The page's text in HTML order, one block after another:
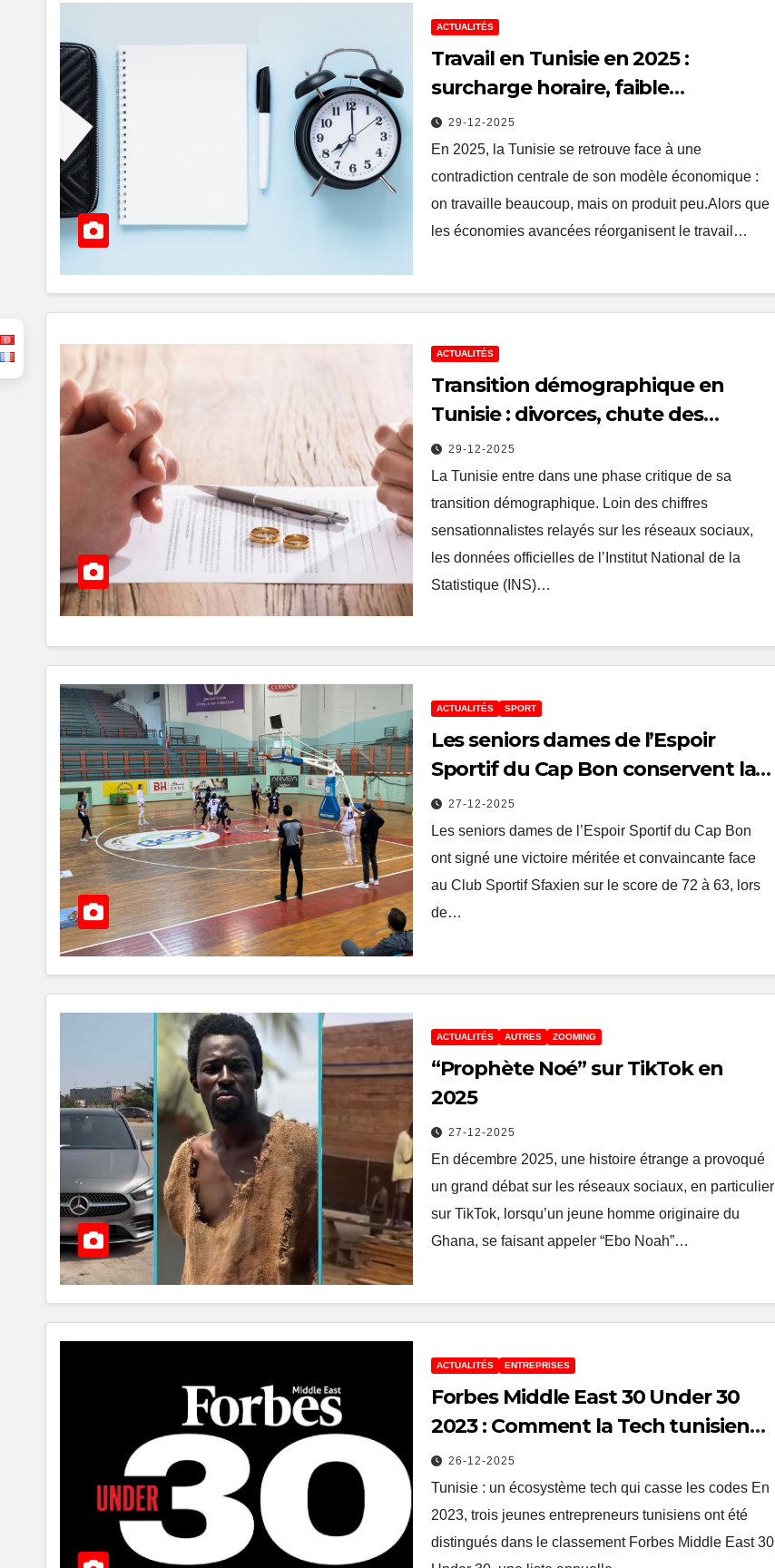
ACTUALITÉS
Travail en Tunisie en 2025 :
surcharge horaire, faible
productivité et impasse
économique
29-12-2025
En 2025, la Tunisie se retrouve face à une
contradiction centrale de son modèle économique :
on travaille beaucoup, mais on produit peu.Alors que
les économies avancées réorganisent le travail…
ACTUALITÉS
Transition démographique en
Tunisie : divorces, chute des
mariages et risque économique
29-12-2025
La Tunisie entre dans une phase critique de sa
transition démographique. Loin des chiffres
sensationnalistes relayés sur les réseaux sociaux,
les données officielles de l’Institut National de la
Statistique (INS)…
ACTUALITÉS SPORT
Les seniors dames de l’Espoir
Sportif du Cap Bon conservent la
tête du championnat
27-12-2025
Les seniors dames de l’Espoir Sportif du Cap Bon
ont signé une victoire méritée et convaincante face
au Club Sportif Sfaxien sur le score de 72 à 63, lors
de…
ACTUALITÉS AUTRES ZOOMING
“Prophète Noé” sur TikTok en
2025
27-12-2025
En décembre 2025, une histoire étrange a provoqué
un grand débat sur les réseaux sociaux, en particulier
sur TikTok, lorsqu’un jeune homme originaire du
Ghana, se faisant appeler “Ebo Noah”…
ACTUALITÉS ENTREPRISES
Forbes Middle East 30 Under 30
2023 : Comment la Tech tunisienne
s’est imposée sur la scène MENA
26-12-2025
Tunisie : un écosystème tech qui casse les codes En
2023, trois jeunes entrepreneurs tunisiens ont été
distingués dans le classement Forbes Middle East 30